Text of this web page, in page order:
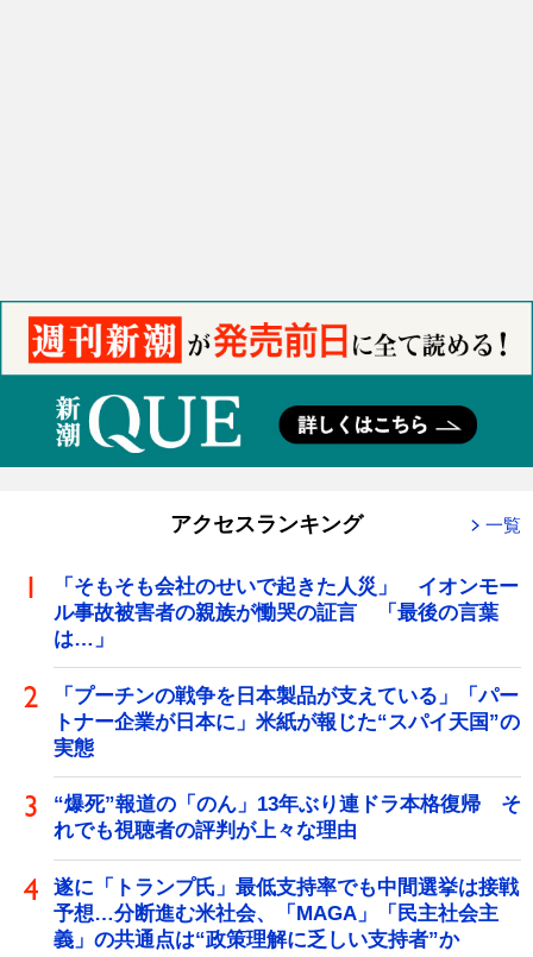
アクセスランキング 一覧
「そもそも会社のせいで起きた人災」 イオンモー
ル事故被害者の親族が慟哭の証言 「最後の言葉
は…」
「プーチンの戦争を日本製品が支えている」「パー
トナー企業が日本に」米紙が報じた“スパイ天国”の
実態
“爆死”報道の「のん」13年ぶり連ドラ本格復帰 そ
れでも視聴者の評判が上々な理由
遂に「トランプ氏」最低支持率でも中間選挙は接戦
予想…分断進む米社会、「MAGA」「民主社会主
義」の共通点は“政策理解に乏しい支持者”か